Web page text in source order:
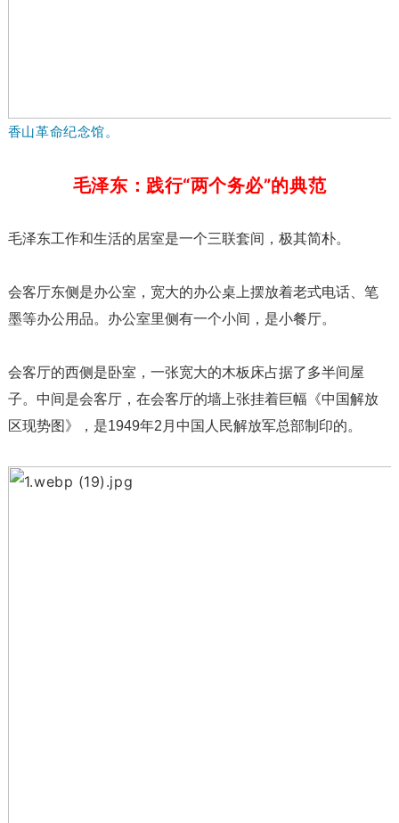
香山革命纪念馆。
毛泽东： 践行“两个务必”的典范
毛泽东工作和生活的居室是一个三联套间，极其简朴。
会客厅东侧是办公室，宽大的办公桌上摆放着老式电话、笔
墨等办公用品。办公室里侧有一个小间，是小餐厅。
会客厅的西侧是卧室，一张宽大的木板床占据了多半间屋
子。中间是会客厅，在会客厅的墙上张挂着巨幅《中国解放
区现势图》，是1949年2月中国人民解放军总部制印的。